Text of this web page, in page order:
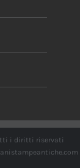
i diritti riservati